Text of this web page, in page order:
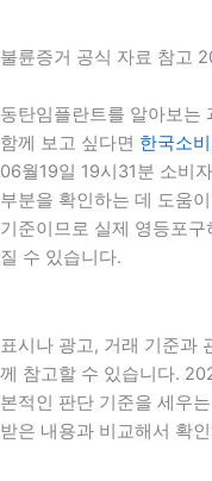
불륜증거 공식 자료 참고
동탄임플란트를 알아보는
함께 보고 싶다면 한국소
06월19일 19시31분 소비
부분을 확인하는 데 도움
기준이므로 실제 영등포
질 수 있습니다.
표시나 광고, 거래 기준과
께 참고할 수 있습니다.
본적인 판단 기준을 세우
받은 내용과 비교해서 확